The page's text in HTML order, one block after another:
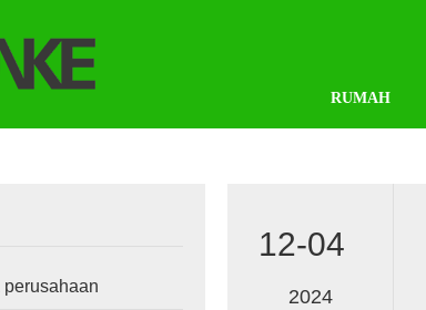
RUMAH
perusahaan
12-04
2024